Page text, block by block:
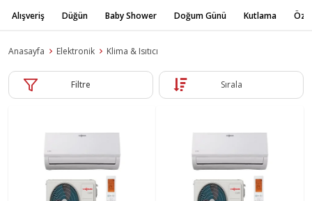
Alışveriş Düğün Baby Shower Doğum Günü Kutlama
Anasayfa Elektronik Klima & Isıtıcı
Filtre Sırala